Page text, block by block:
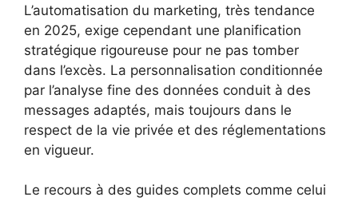
L’automatisation du marketing, très tendance
en 2025, exige cependant une planification
stratégique rigoureuse pour ne pas tomber
dans l’excès. La personnalisation conditionnée
par l’analyse fine des données conduit à des
messages adaptés, mais toujours dans le
respect de la vie privée et des réglementations
en vigueur.
Le recours à des guides complets comme celui